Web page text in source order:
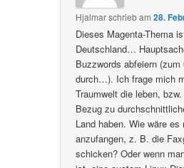
Hjalmarschriebam28.
Dieses Magenta-Thema
Deutschland…
Buzzwords abfeiern
durch…). Ich frage mich
Traumwelt die leben,
Bezug zu
Land haben. Wie wäre
anzufangen, z. B. die
schicken? Oder wenn